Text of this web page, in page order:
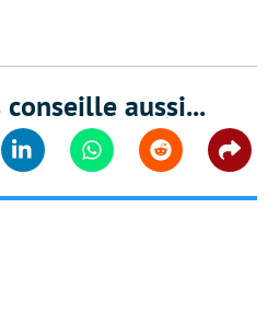
aussi...
Linkedin WhatsappReddit